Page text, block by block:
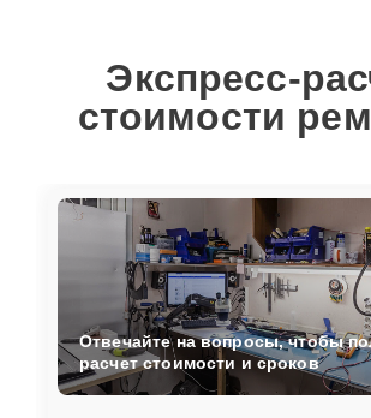
Экспресс-
стоимости
Отвечайте на вопросы, чтобы
расчет стоимости и сроков